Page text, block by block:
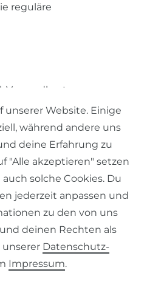
reguläre
Versandkosten
AGB
unserer Website. Einige
während andere uns
deine Erfahrung zu
"Alle akzeptieren" setzen
solche Cookies. Du
jederzeit anpassen und
zu den von uns
deinen Rechten als
Daten­schutz­
Impressum.